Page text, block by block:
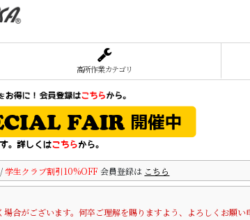
高所作業カテゴリ
/学生クラブ割引10%OFF 会員登録は こちら
がございます。何卒ご理解を賜りますよう、よろしくお願い